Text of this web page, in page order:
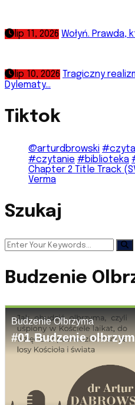
lip 11, 2026 Wołyń. Prawda,
lip 10, 2026 Tragiczny
Dylematy...
Tiktok
@arturdbrowski
#czytanie #biblioteka
Chapter 2 Title Track
Verma
Szukaj
Budzenie